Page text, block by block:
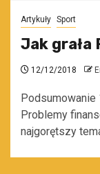
Artykuły Sport
Jak grała
12/12/2018
Problemy
najgorętszy